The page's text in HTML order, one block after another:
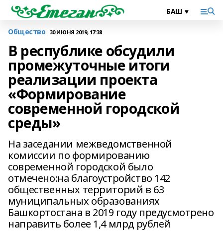
Общество 30 ИЮНЯ 2019, 17:38
В республике обсудили
промежуточные итоги
реализации проекта
«Формирование
современной городской
среды»
На заседании межведомственной
комиссии по формированию
современной городской было
отмечено:на благоустройство 142
общественных территорий в 63
муниципальных образованиях
Башкортостана в 2019 году предусмотрено
направить более 1,4 млрд рублей